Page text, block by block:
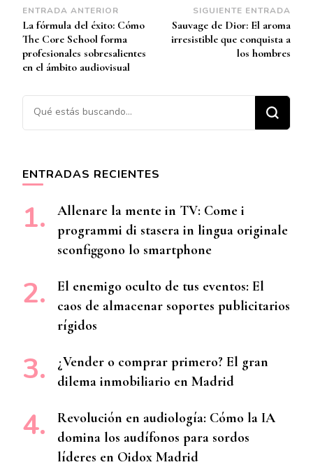
Navegación
de
entradas
ENTRADA ANTERIOR
La fórmula del éxito: Cómo
The Core School forma
profesionales sobresalientes
en el ámbito audiovisual
SIGUIENTE ENTRADA
Sauvage de Dior: El aroma
irresistible que conquista a
los hombres
¿Buscas algo?
ENTRADAS RECIENTES
Allenare la mente in TV: Come i
programmi di stasera in lingua originale
sconfiggono lo smartphone
El enemigo oculto de tus eventos: El
caos de almacenar soportes publicitarios
rígidos
¿Vender o comprar primero? El gran
dilema inmobiliario en Madrid
Revolución en audiología: Cómo la IA
domina los audífonos para sordos
líderes en Oidox Madrid